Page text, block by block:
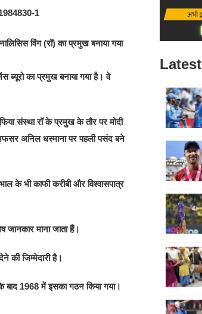
विंग (रॉ) का प्रमुख बनाया गया
ब्यूरो का प्रमुख बनाया गया है। वे
संस्था रॉ के प्रमुख के तौर पर मोदी
अनिल धस्माना पर पहली पसंद बने
के भी काफी करीबी और विश्वासपात्र
जानकार माना जाता हैं।
की जिम्मेदारी है।
बाद 1968 में इसका गठन किया गया।
Latest